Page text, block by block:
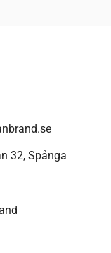
32, Spånga